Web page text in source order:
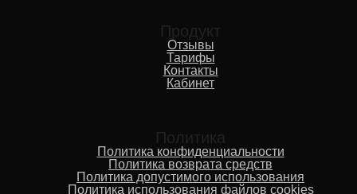
Продукт
Отзывы
Тарифы
Контакты
Кабинет
Политика
Политика конфиденциальности
Политика возврата средств
Политика допустимого использования
Политика использования файлов cookies